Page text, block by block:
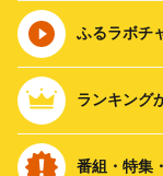
ふるラボチ
ランキング
番組・特集